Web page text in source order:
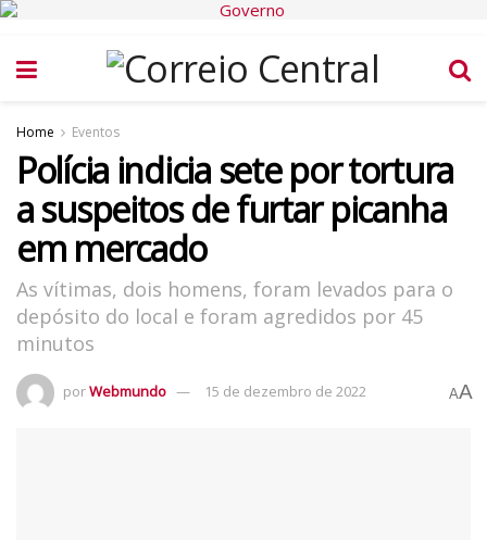
Home Eventos
Polícia indicia sete por tortura
a suspeitos de furtar picanha
em mercado
As vítimas, dois homens, foram levados para o
depósito do local e foram agredidos por 45
minutos
porWebmundo 15 de dezembro de 2022 AA